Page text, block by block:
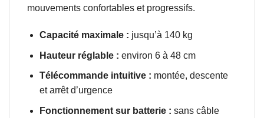
mouvements confortables et progressifs.
Capacité maximale : jusqu’à 140 kg
Hauteur réglable : environ 6 à 48 cm
Télécommande intuitive : montée, descente
et arrêt d’urgence
Fonctionnement sur batterie : sans câble